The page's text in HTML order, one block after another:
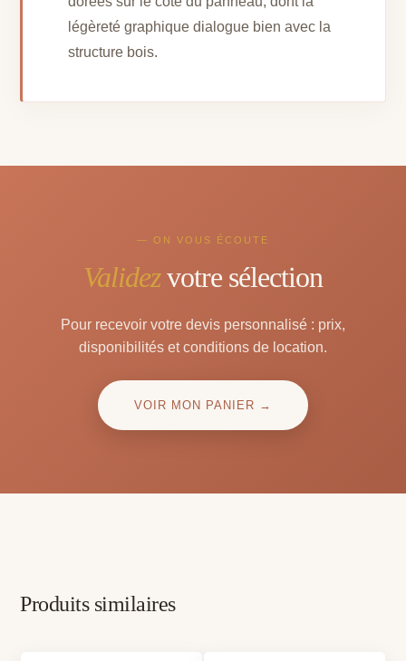
légèreté graphique dialogue bien avec la
structure bois.
— ON VOUS ÉCOUTE
Validezvotre sélection
Pour recevoir votre devis personnalisé : prix,
disponibilités et conditions de location.
VOIR MON PANIER →
Produits similaires